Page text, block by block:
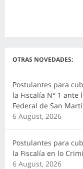
OTRAS NOVEDADES:
Postulantes para
la Fiscalía N° 1
Federal de San
6 August, 2026
Postulantes para
la Fiscalía en lo
6 August, 2026